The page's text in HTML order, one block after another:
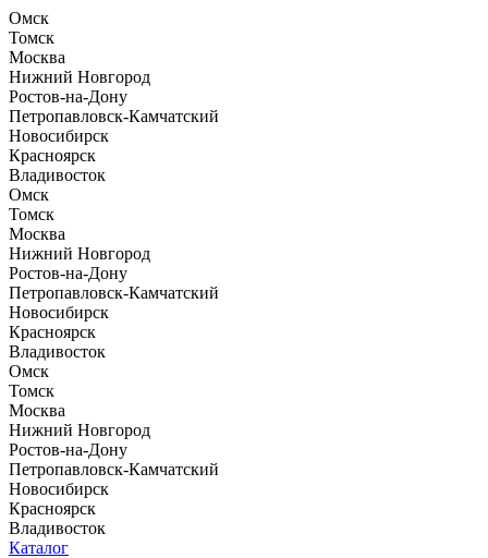
Омск
Томск
Москва
Нижний Новгород
Ростов-на-Дону
Петропавловск-Камчатский
Новосибирск
Красноярск
Владивосток
Омск
Томск
Москва
Нижний Новгород
Ростов-на-Дону
Петропавловск-Камчатский
Новосибирск
Красноярск
Владивосток
Омск
Томск
Москва
Нижний Новгород
Ростов-на-Дону
Петропавловск-Камчатский
Новосибирск
Красноярск
Владивосток
Каталог